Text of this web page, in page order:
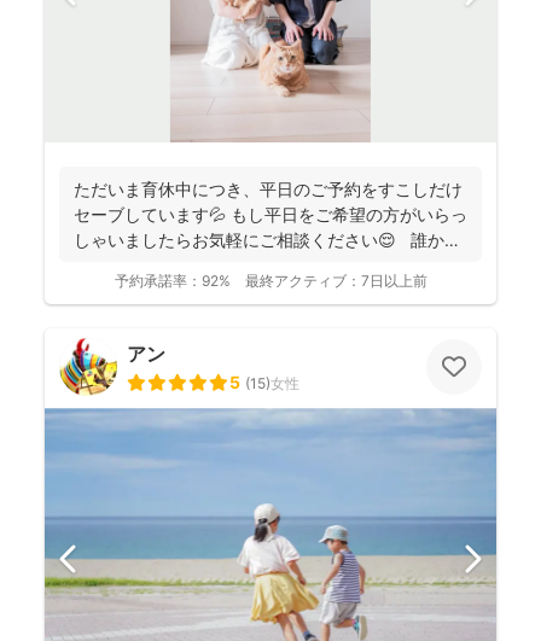
ただいま育休中につき、平日のご予約をすこしだけ
セーブしています💦 もし平日をご希望の方がいらっ
しゃいましたらお気軽にご相談ください😌 誰かに
予約承諾率： 92% 最終アクティブ： 7日以上前
アン
5 (15)女性